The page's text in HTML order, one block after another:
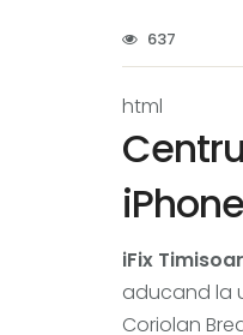
637
html
iFix
aducand la
Coriolan